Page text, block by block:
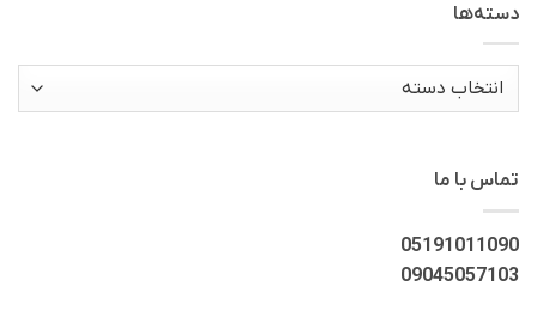
دسته‌ها
دسته‌ها
تماس با ما
05191011090
09045057103